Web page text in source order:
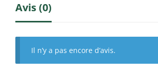
Avis (0)
Il n’y a pas encore d’avis.